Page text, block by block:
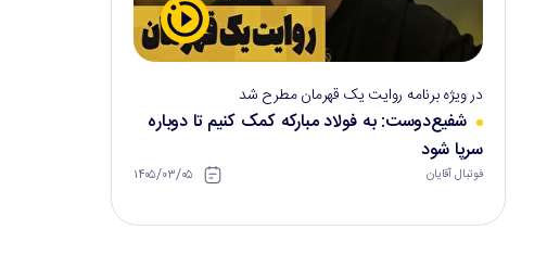
در ویژه برنامه روایت یک قهرمان مطرح شد
شفیع‌دوست: به فولاد مبارکه کمک کنیم تا دوباره
سرپا شود
فوتبال آقایان ۱۴۰۵/۰۳/۰۵